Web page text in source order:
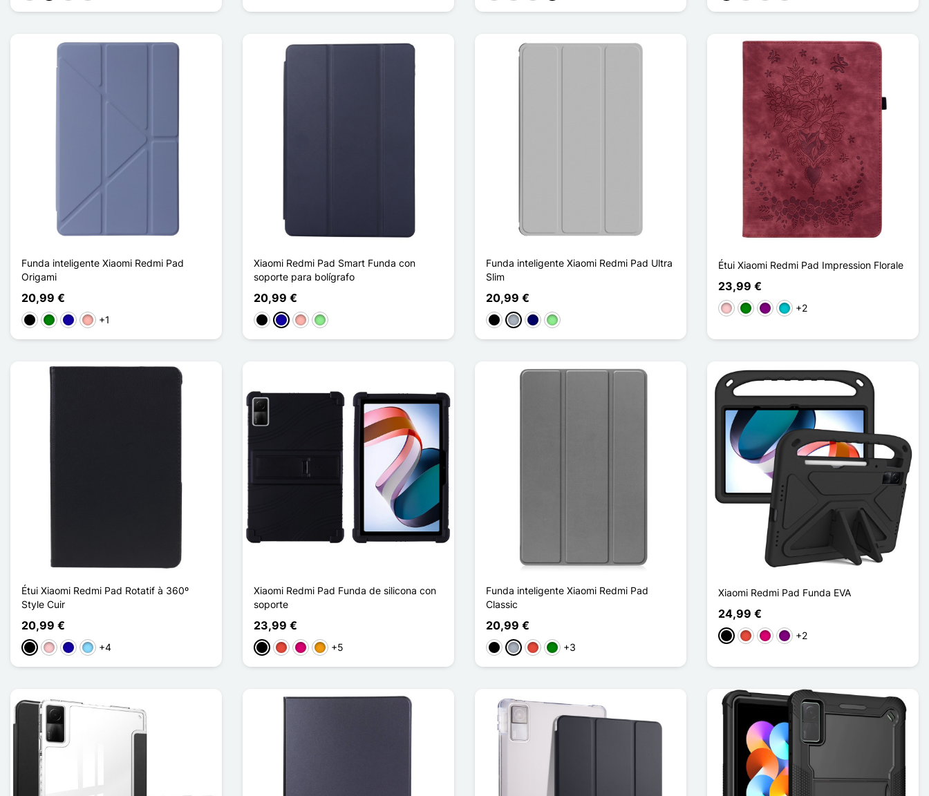
Funda inteligente Xiaomi Redmi Pad
Origami
20,99 €
NegroVerdeAzul oscuro
Oro rosa
+1
Xiaomi Redmi Pad Smart Funda con
soporte para bolígrafo
20,99 €
NegroAzul oscuro
Oro rosaVerde claro
Funda inteligente Xiaomi Redmi Pad Ultra
Slim
20,99 €
Negro
Gris Azul marino
Verde claro
Étui Xiaomi Redmi Pad Impression Florale
23,99 €
RosaVerdePúrpuraTurquesa
+2
Étui Xiaomi Redmi Pad Rotatif à 360º
Style Cuir
20,99 €
NegroRosaAzul oscuro
Azul claro
+4
Xiaomi Redmi Pad Funda de silicona con
soporte
23,99 €
NegroRojoMagenta
Naranja
+5
Funda inteligente Xiaomi Redmi Pad
Classic
20,99 €
Negro
Gris RojoVerde
+3
Xiaomi Redmi Pad Funda EVA
24,99 €
NegroRojoMagenta
Púrpura
+2